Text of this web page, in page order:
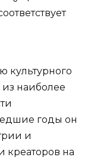
культурного
наиболее
годы он
и
креаторов на